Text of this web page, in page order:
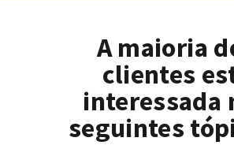
A maioria
clientes
interessada
seguintes